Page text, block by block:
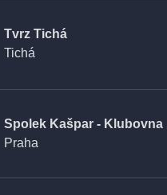
Tvrz Tichá
Tichá
Spolek Kašpar - Klubovna
Praha